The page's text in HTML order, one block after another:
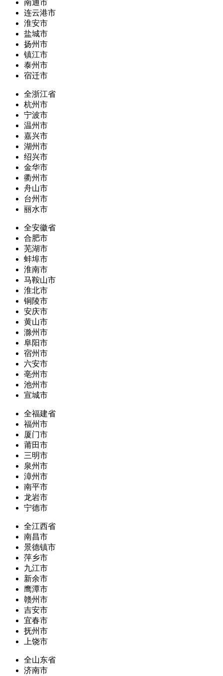
南通市
连云港市
淮安市
盐城市
扬州市
镇江市
泰州市
宿迁市
全浙江省
杭州市
宁波市
温州市
嘉兴市
湖州市
绍兴市
金华市
衢州市
舟山市
台州市
丽水市
全安徽省
合肥市
芜湖市
蚌埠市
淮南市
马鞍山市
淮北市
铜陵市
安庆市
黄山市
滁州市
阜阳市
宿州市
六安市
亳州市
池州市
宣城市
全福建省
福州市
厦门市
莆田市
三明市
泉州市
漳州市
南平市
龙岩市
宁德市
全江西省
南昌市
景德镇市
萍乡市
九江市
新余市
鹰潭市
赣州市
吉安市
宜春市
抚州市
上饶市
全山东省
济南市